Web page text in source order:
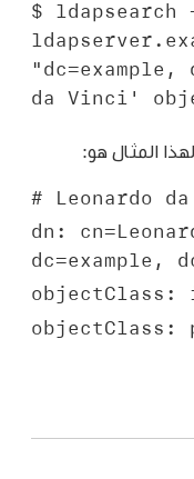
$ ldapsearch
"dc=example,
da Vinci'
المثال هو:
# Leonardo
dn:
dc=example,
objectClass:
objectClass: